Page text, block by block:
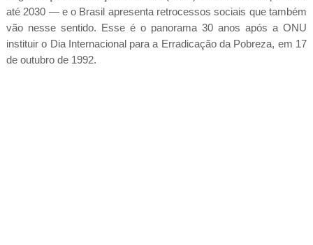
até 2030 — e o Brasil apresenta retrocessos sociais que também
vão nesse sentido. Esse é o panorama 30 anos após a ONU
instituir o Dia Internacional para a Erradicação da Pobreza, em 17
de outubro de 1992.